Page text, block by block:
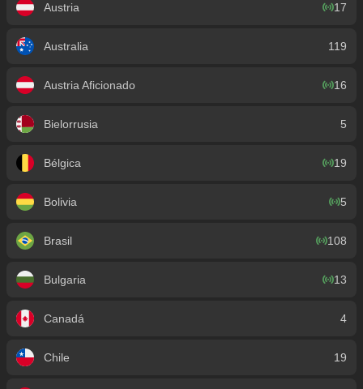
Austria 17
Australia 119
Austria Aficionado 16
Bielorrusia 5
Bélgica 19
Bolivia 5
Brasil 108
Bulgaria 13
Canadá 4
Chile 19